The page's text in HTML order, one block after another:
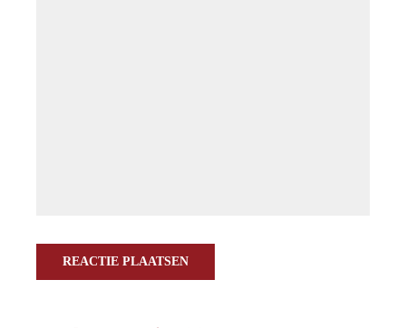
REACTIE PLAATSEN